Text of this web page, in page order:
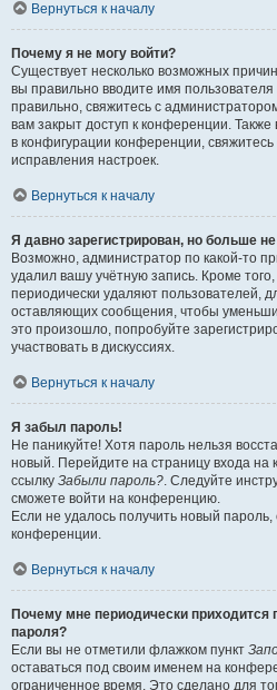
Вернуться к началу
Почему я не могу войти?
Существует несколько возможных
вы правильно вводите имя
правильно, свяжитесь с
вам закрыт доступ к конференции.
в конфигурации конференции,
исправления настроек.
Вернуться к началу
Я давно зарегистрирован, но больше
Возможно, администратор по какой-то
удалил вашу учётную запись. Кроме
периодически удаляют пользователей,
оставляющих сообщения, чтобы
это произошло, попробуйте
участвовать в дискуссиях.
Вернуться к началу
Я забыл пароль!
Не паникуйте! Хотя пароль нельзя
новый. Перейдите на страницу входа
ссылку Забыли пароль?. Следуйте
сможете войти на конференцию.
Если не удалось получить новый
конференции.
Вернуться к началу
Почему мне периодически приходится
пароля?
Если вы не отметили флажком пункт
оставаться под своим именем на
ограниченное время. Это сделано для